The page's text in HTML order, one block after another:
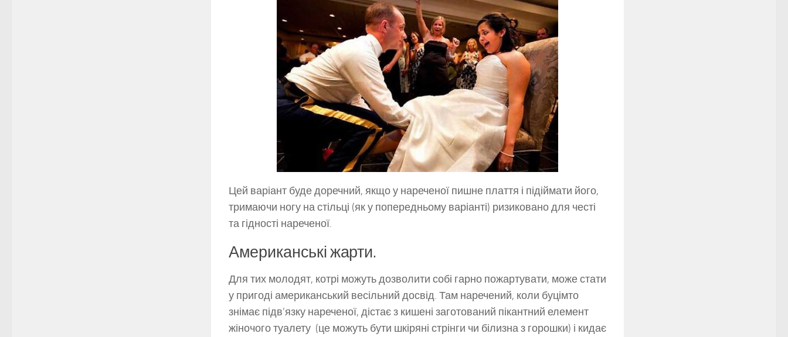
Цей варіант буде доречний, якщо у нареченої пишне плаття і підіймати його,
тримаючи ногу на стільці (як у попередньому варіанті) ризиковано для честі
та гідності нареченої.
Американські жарти.
Для тих молодят, котрі можуть дозволити собі гарно пожартувати, може стати
у пригоді американський весільний досвід. Там наречений, коли буцімто
знімає підв’язку нареченої, дістає з кишені заготований пікантний елемент
жіночого туалету (це можуть бути шкіряні стрінги чи білизна з горошки) і кидає